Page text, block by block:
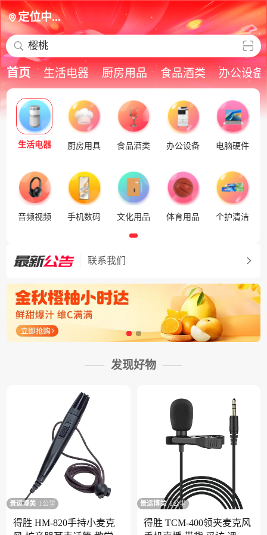
定位中...
樱桃
首页 生活电器 厨房用品 食品酒类 办公设备
生活电器 厨房用具 食品酒类 办公设备 电脑硬件
音频视频 手机数码 文化用品 体育用品 个护清洁
联系我们
发现好物
景运博美 1公里
得胜 HM-820手持小麦克
景运博美 1公里
得胜 TCM-400领夹麦克风